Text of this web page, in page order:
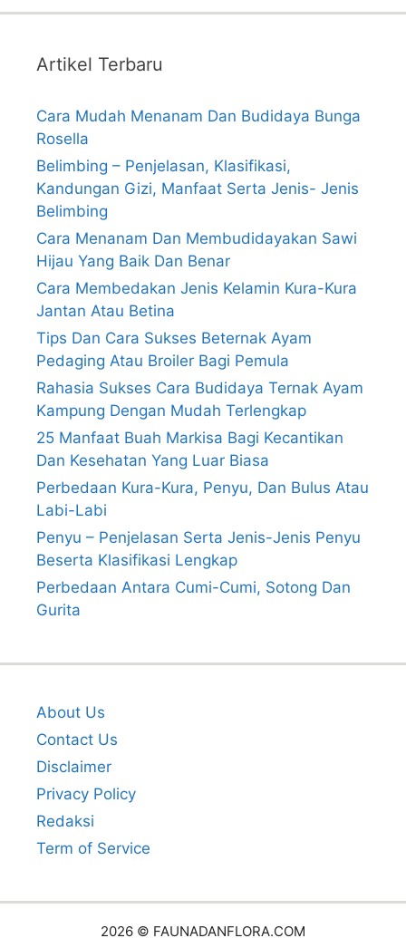
Artikel Terbaru
Cara Mudah Menanam Dan Budidaya Bunga
Rosella
Belimbing – Penjelasan, Klasifikasi,
Kandungan Gizi, Manfaat Serta Jenis- Jenis
Belimbing
Cara Menanam Dan Membudidayakan Sawi
Hijau Yang Baik Dan Benar
Cara Membedakan Jenis Kelamin Kura-Kura
Jantan Atau Betina
Tips Dan Cara Sukses Beternak Ayam
Pedaging Atau Broiler Bagi Pemula
Rahasia Sukses Cara Budidaya Ternak Ayam
Kampung Dengan Mudah Terlengkap
25 Manfaat Buah Markisa Bagi Kecantikan
Dan Kesehatan Yang Luar Biasa
Perbedaan Kura-Kura, Penyu, Dan Bulus Atau
Labi-Labi
Penyu – Penjelasan Serta Jenis-Jenis Penyu
Beserta Klasifikasi Lengkap
Perbedaan Antara Cumi-Cumi, Sotong Dan
Gurita
About Us
Contact Us
Disclaimer
Privacy Policy
Redaksi
Term of Service
2026 © FAUNADANFLORA.COM